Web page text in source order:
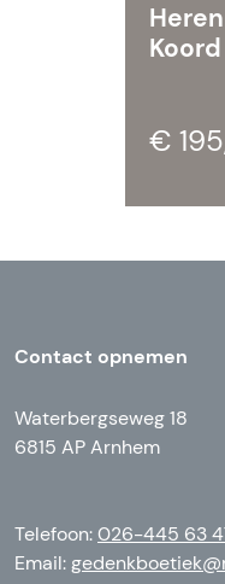
Koord
€
Contact opnemen
Waterbergseweg 18
6815 AP Arnhem
Telefoon:026-445 63
Email: